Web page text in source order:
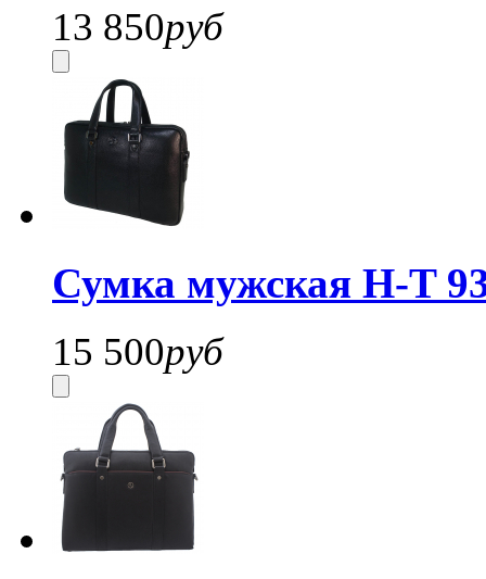
13 850руб
Сумка мужская H-T
15 500руб